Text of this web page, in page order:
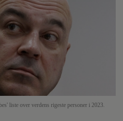
liste over verdens rigeste personer i 2023.